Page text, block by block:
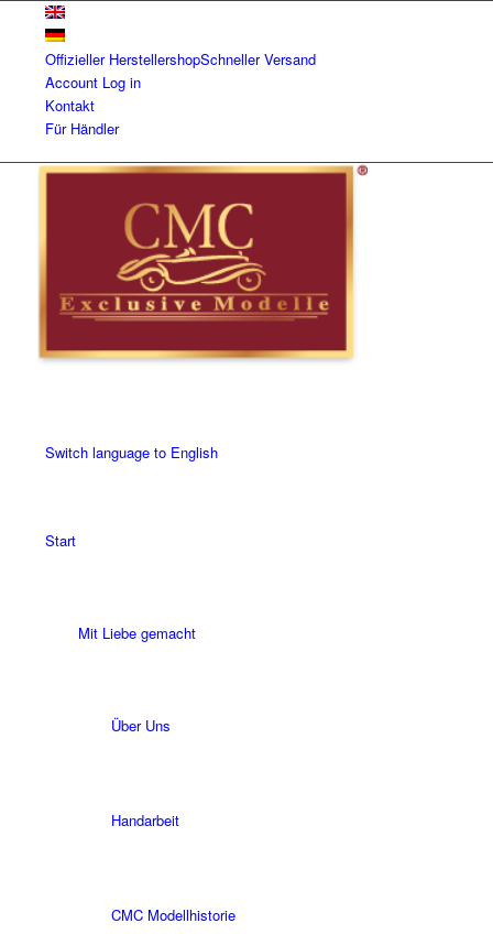
Offizieller HerstellershopSchneller Versand
Account Log in
Kontakt
Für Händler
Switch language to English
Start
Mit Liebe gemacht
Über Uns
Handarbeit
CMC Modellhistorie